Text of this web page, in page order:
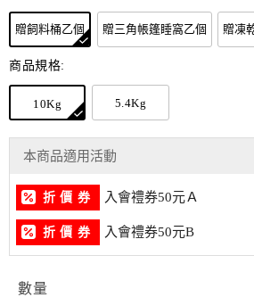
贈飼料桶乙個 贈三角帳篷睡窩乙個 贈凍
商品規格:
10Kg 5.4Kg
本商品適用活動
折 價 券 入會禮券50元Ａ
折 價 券 入會禮券50元B
數量